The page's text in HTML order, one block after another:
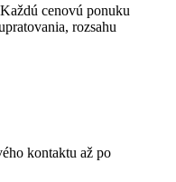
cenovú ponuku
rozsahu
kontaktu až po